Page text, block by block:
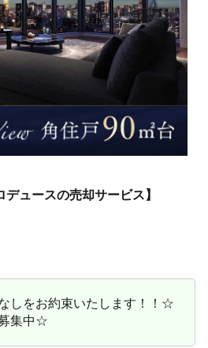
デュースの売却サービス】
しをお約束いたします！！☆
集中☆